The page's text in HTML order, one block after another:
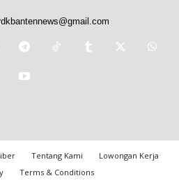
Tentang Kami
Lowongan Kerja
Terms & Conditions